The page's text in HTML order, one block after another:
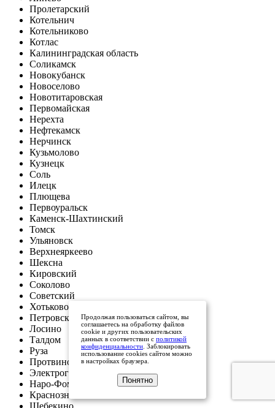
Пролетарский
Котельнич
Котельниково
Котлас
Калининградская область
Соликамск
Новокубанск
Новоселово
Новотитаровская
Первомайская
Нерехта
Нефтекамск
Нерчинск
Кузьмолово
Кузнецк
Соль
Илецк
Плющева
Первоуральск
Каменск-Шахтинский
Томск
Ульяновск
Верхнеяркеево
Шексна
Кировский
Соколово
Советский
Хотьково
Петровский
Лосино
Талдом
Руза
Протвино
Электрогорск
Наро-Фоминск
Краснознаменск
Продолжая пользоваться сайтом, вы
соглашаетесь на обработку файлов
cookie и других пользовательских
данных в соответствии с политикой
конфиденциальности . Заблокировать
использование cookies сайтом можно
в настройках браузера.
Понятно